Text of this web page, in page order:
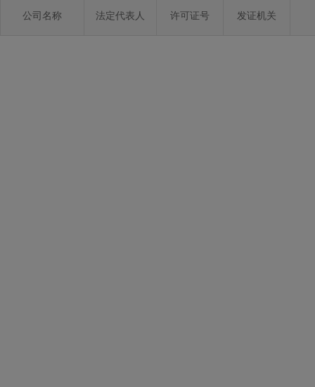
公司名称 法定代表人 许可证号 发证机关